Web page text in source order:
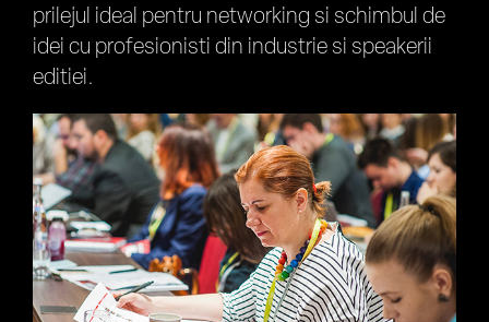
prilejul ideal pentru networking si schimbul de
idei cu profesionisti din industrie si speakerii
editiei.